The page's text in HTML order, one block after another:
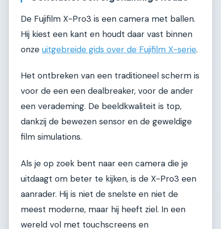
De Fujifilm X-Pro3 is een camera met ballen.
Hij kiest een kant en houdt daar vast binnen
onze uitgebreide gids over de Fujifilm X-serie.
Het ontbreken van een traditioneel scherm is
voor de een een dealbreaker, voor de ander
een verademing. De beeldkwaliteit is top,
dankzij de bewezen sensor en de geweldige
film simulations.
Als je op zoek bent naar een camera die je
uitdaagt om beter te kijken, is de X-Pro3 een
aanrader. Hij is niet de snelste en niet de
meest moderne, maar hij heeft ziel. In een
wereld vol met touchscreens en